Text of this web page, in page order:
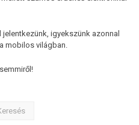
igyekszünk azonnal
mobilos világban.